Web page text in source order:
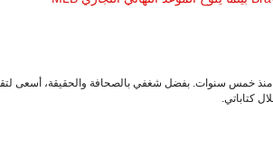
منذ خمس سنوات. بفضل شغفي بالصحافة والحقيقة، أسعى
كتاباتي.